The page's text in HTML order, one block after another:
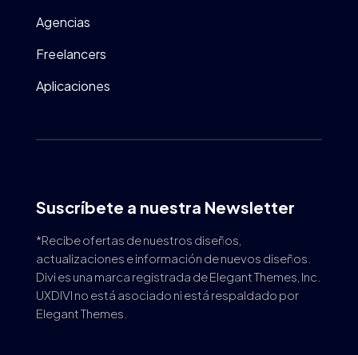
Agencias
Freelancers
Aplicaciones
Suscríbete a nuestra Newsletter
*Recibe ofertas de nuestros diseños,
actualizaciones e información de nuevos diseños.
Divi es una marca registrada de Elegant Themes, Inc.
UXDIVI no está asociado ni está respaldado por
Elegant Themes.